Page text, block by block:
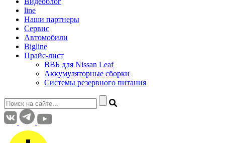
line
Наши партнеры
Сервис
Автомобили
Bigline
Прайс-лист
ВВБ для Nissan Leaf
Аккумуляторные сборки
Системы резервного питания